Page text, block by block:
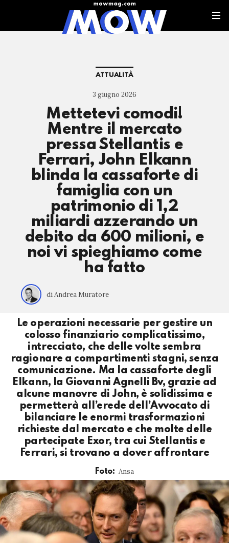
ATTUALITÀ
3 giugno 2026
Mettetevi comodi!
Mentre il mercato
pressa Stellantis e
Ferrari, John Elkann
blinda la cassaforte di
famiglia con un
patrimonio di 1,2
miliardi azzerando un
debito da 600 milioni, e
noi vi spieghiamo come
ha fatto
di Andrea Muratore
Le operazioni necessarie per gestire un
colosso finanziario complicatissimo,
intrecciato, che delle volte sembra
ragionare a compartimenti stagni, senza
comunicazione. Ma la cassaforte degli
Elkann, la Giovanni Agnelli Bv, grazie ad
alcune manovre di John, è solidissima e
permetterà all’erede dell’Avvocato di
bilanciare le enormi trasformazioni
richieste dal mercato e che molte delle
partecipate Exor, tra cui Stellantis e
Ferrari, si trovano a dover affrontare
Foto: Ansa